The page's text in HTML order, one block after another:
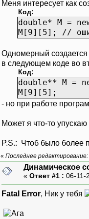
Меня интересует как
Код:
double* M =
M[9][5]; //
Одномерный
в следующем коде во
Код:
double** M =
M[9][5];
- но при работе
Может я что-то
P.S.: Чтоб было более
« Последнее
Динамическое
« Ответ #1 : 06-11-
Fatal Error, Ник у тебя